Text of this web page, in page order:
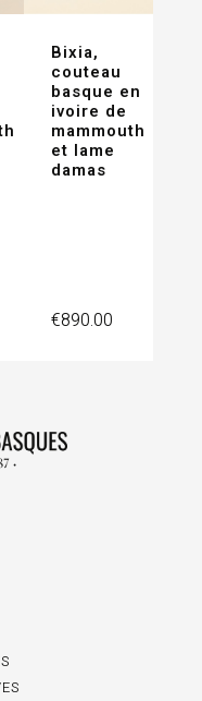
Bixia,
couteau
basque en
ivoire de
mammouth
et lame
damas
Price
€890.00